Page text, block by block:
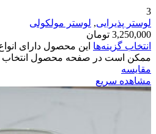
3
لوستر پذیرایی, لوستر مولکولی
3,250,000 تومان
انتخاب گزینه‌ها این محصول دارای
ممکن است در صفحه محصول انتخاب
مقایسه
مشاهده سریع